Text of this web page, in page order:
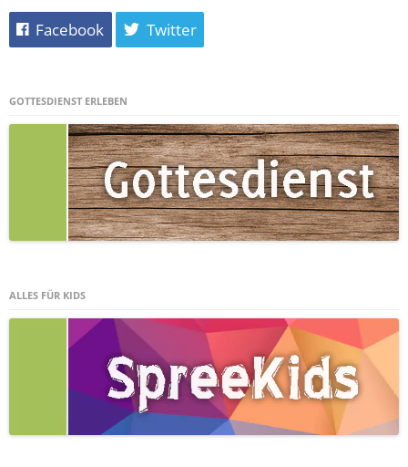
Facebook Twitter
GOTTESDIENST ERLEBEN
ALLES FÜR KIDS